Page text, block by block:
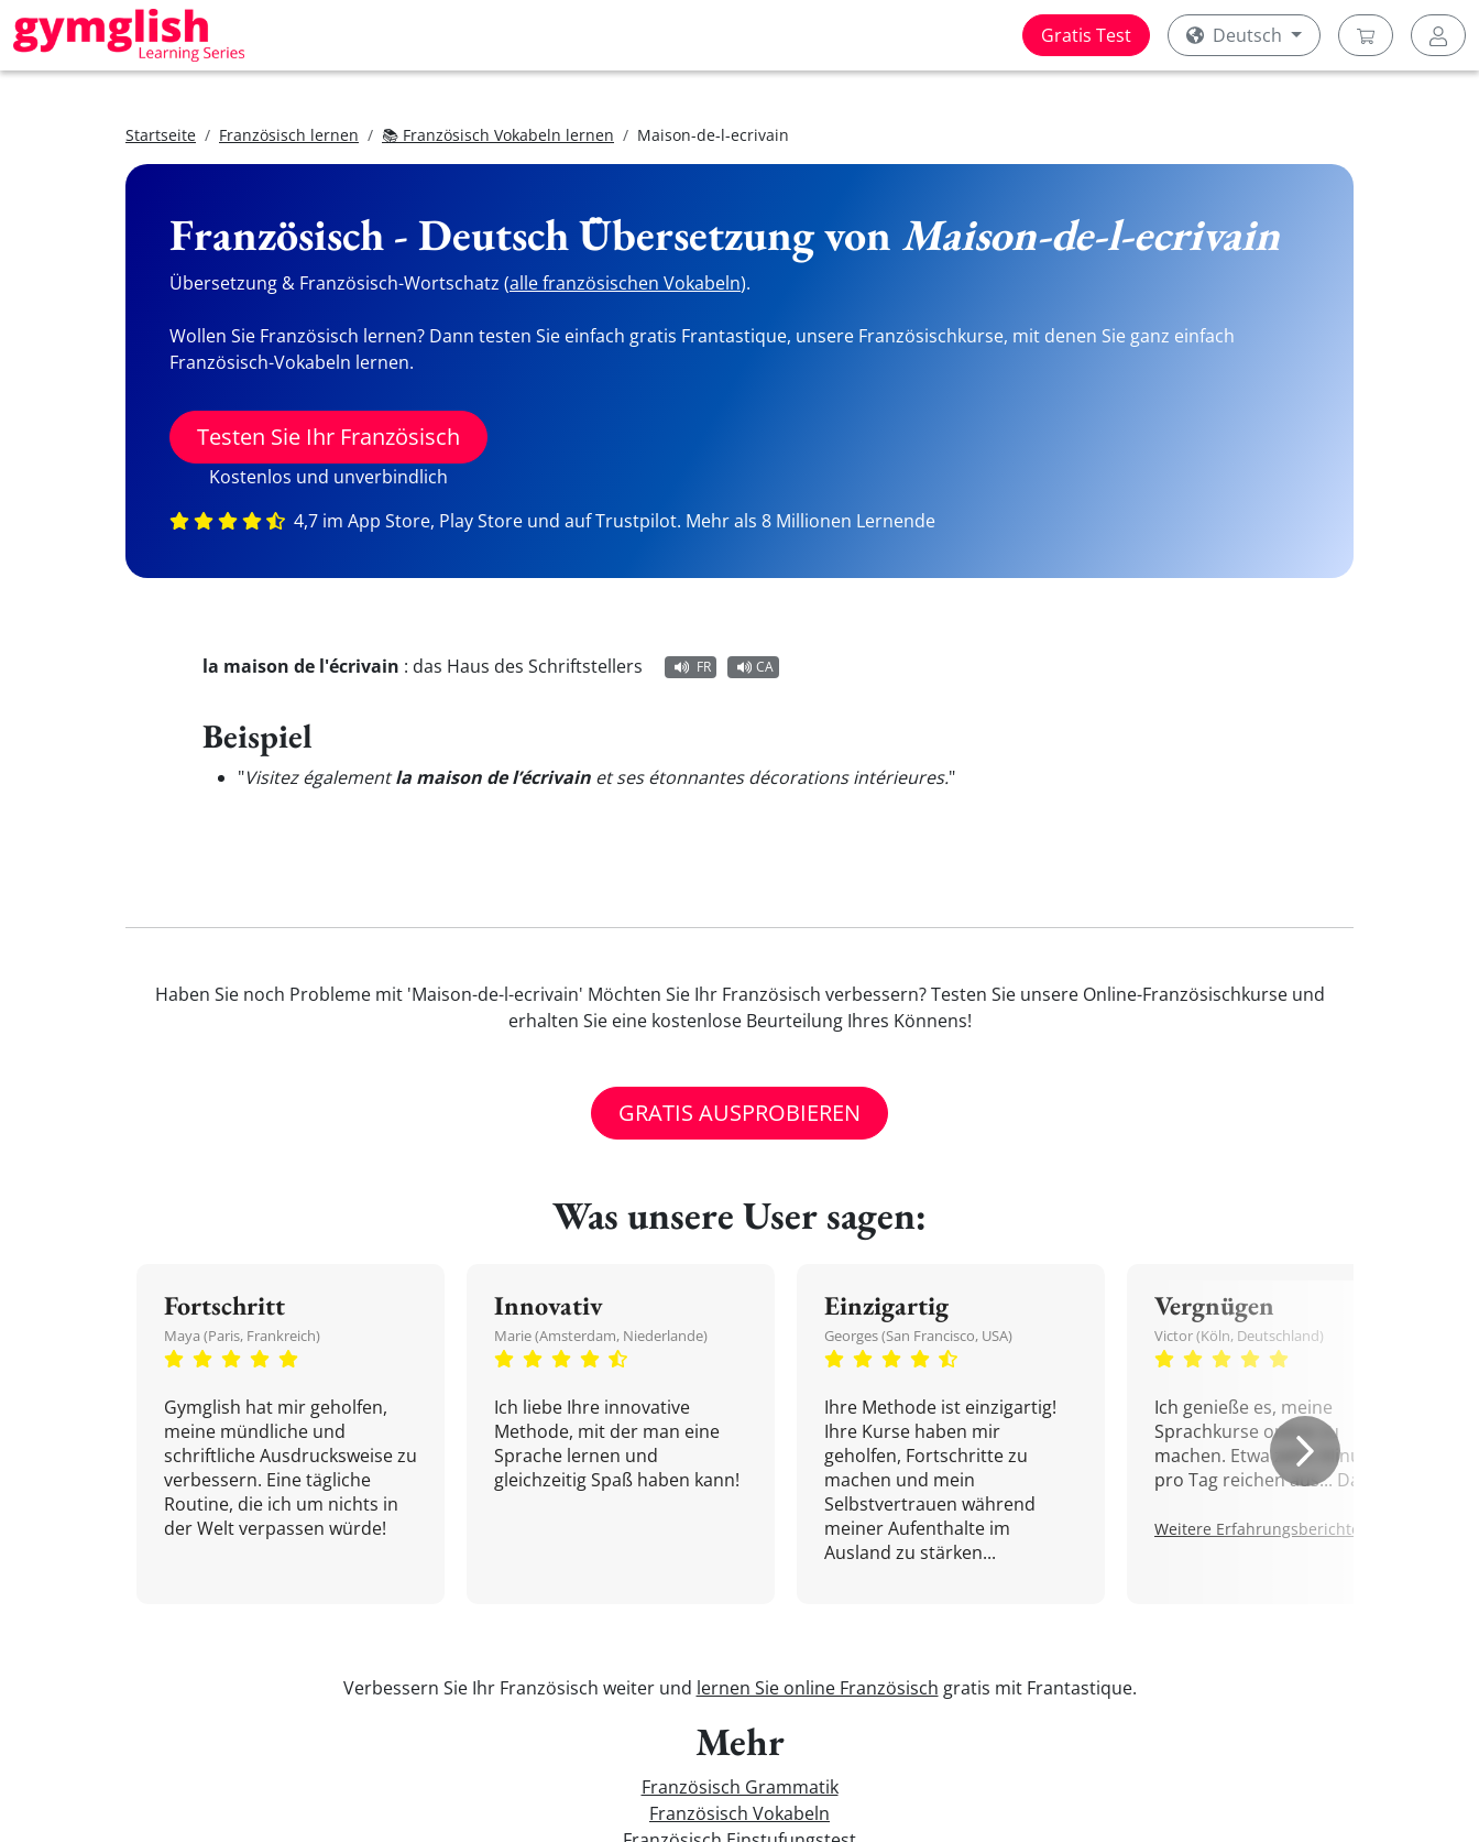
Gratis Test Deutsch
Startseite Französisch lernen 📚 Französisch Vokabeln lernen Maison-de-l-ecrivain
Französisch - Deutsch Übersetzung von Maison-de-l-ecrivain
Übersetzung & Französisch-Wortschatz (alle französischen Vokabeln).
Wollen Sie Französisch lernen? Dann testen Sie einfach gratis Frantastique, unsere Französischkurse, mit denen Sie ganz einfach
Französisch-Vokabeln lernen.
Testen Sie Ihr Französisch
Kostenlos und unverbindlich
4,7 im App Store, Play Store und auf Trustpilot. Mehr als 8 Millionen Lernende
la maison de l'écrivain : das Haus des Schriftstellers FR CA
Beispiel
"Visitez égalementla maison de l’écrivain et ses étonnantes décorations intérieures."
Haben Sie noch Probleme mit 'Maison-de-l-ecrivain' Möchten Sie Ihr Französisch verbessern? Testen Sie unsere Online-Französischkurse und
erhalten Sie eine kostenlose Beurteilung Ihres Könnens!
GRATIS AUSPROBIEREN
Was unsere User sagen:
Fortschritt
Maya (Paris, Frankreich)
Gymglish hat mir geholfen,
meine mündliche und
schriftliche Ausdrucksweise zu
verbessern. Eine tägliche
Routine, die ich um nichts in
der Welt verpassen würde!
Innovativ
Marie (Amsterdam, Niederlande)
Ich liebe Ihre innovative
Methode, mit der man eine
Sprache lernen und
gleichzeitig Spaß haben kann!
Einzigartig
Georges (San Francisco, USA)
Ihre Methode ist einzigartig!
Ihre Kurse haben mir
geholfen, Fortschritte zu
machen und mein
Selbstvertrauen während
meiner Aufenthalte im
Ausland zu stärken...
Vergnügen
Victor (Köln, Deutschland)
Ich genieße es, meine
Sprachkurse online zu
machen. Etwa zehn Minuten
pro Tag reichen aus... Danke!
Weitere Erfahrungsberichte.
Verbessern Sie Ihr Französisch weiter und lernen Sie online Französisch gratis mit Frantastique.
Mehr
Französisch Grammatik
Französisch Vokabeln